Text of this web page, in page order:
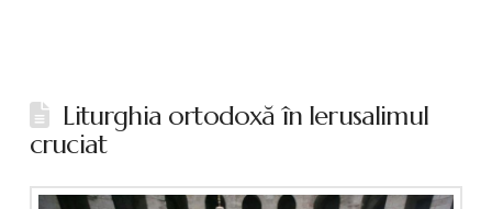
Liturghia ortodoxă în Ierusalimul
cruciat